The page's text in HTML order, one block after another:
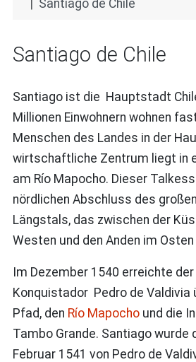
Santiago de Chile
Santiago de Chile
Santiago ist die Hauptstadt
Millionen Einwohnern wohnen
Menschen des Landes in der
wirtschaftliche Zentrum liegt in
am Río Mapocho. Dieser
nördlichen Abschluss des
Längstals, das zwischen der
Westen und den Anden im
Im Dezember 1540 erreichte
Konquistador Pedro de Valdivia
Pfad, den Río Mapochound die
Tambo Grande. Santiago wurde
Februar 1541 von Pedro de